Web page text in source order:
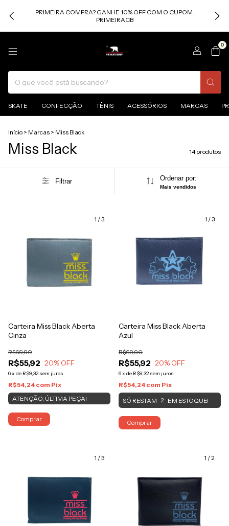
PRIMEIRA COMPRA? GANHE 10% OFF COM O CUPOM:
PRIMEIRACB
0
SKATE CONFECÇÃO TÊNIS ACESSÓRIOS MARCAS
Início > Marcas > Miss Black
Miss Black 14 produtos
Filtrar Ordenar por:
Mais vendidos
1 /3
Carteira Miss Black Aberta
Cinza
R$55,92
R$69,90
20% OFF
6x de R$9,32 sem juros
R$54,24 com Pix
ATENÇÃO, ÚLTIMA PEÇA!
Comprar
1 /3
Carteira Miss Black Aberta
Azul
R$55,92
R$69,90
20% OFF
6x de R$9,32 sem juros
R$54,24 com Pix
SÓ RESTAM 2 EM ESTOQUE!
Comprar
1 /3 1 /2